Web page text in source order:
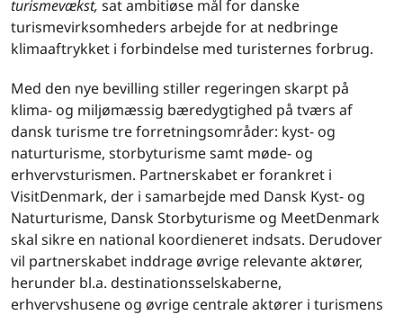
turismevækst, sat ambitiøse mål for danske
turismevirksomheders arbejde for at nedbringe
klimaaftrykket i forbindelse med turisternes forbrug.
Med den nye bevilling stiller regeringen skarpt på
klima- og miljømæssig bæredygtighed på tværs af
dansk turisme tre forretningsområder: kyst- og
naturturisme, storbyturisme samt møde- og
erhvervsturismen. Partnerskabet er forankret i
VisitDenmark, der i samarbejde med Dansk Kyst- og
Naturturisme, Dansk Storbyturisme og MeetDenmark
skal sikre en national koordieneret indsats. Derudover
vil partnerskabet inddrage øvrige relevante aktører,
herunder bl.a. destinationsselskaberne,
erhvervshusene og øvrige centrale aktører i turismens